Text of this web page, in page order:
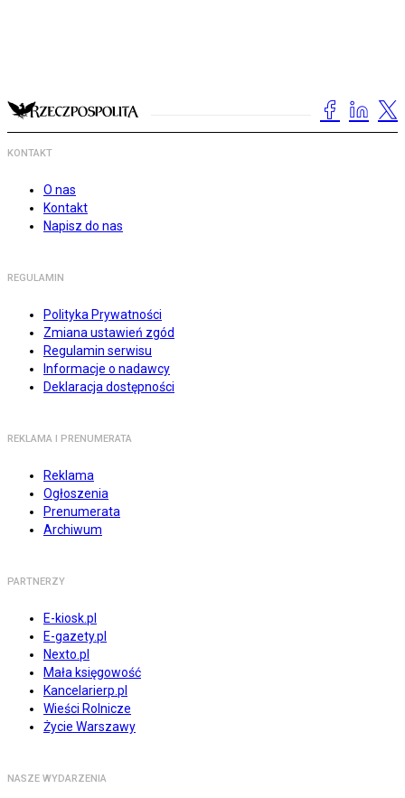
KONTAKT
O nas
Kontakt
Napisz do nas
REGULAMIN
Polityka Prywatności
Zmiana ustawień zgód
Regulamin serwisu
Informacje o nadawcy
Deklaracja dostępności
REKLAMA I PRENUMERATA
Reklama
Ogłoszenia
Prenumerata
Archiwum
PARTNERZY
E-kiosk.pl
E-gazety.pl
Nexto.pl
Mała księgowość
Kancelarierp.pl
Wieści Rolnicze
Życie Warszawy
NASZE WYDARZENIA